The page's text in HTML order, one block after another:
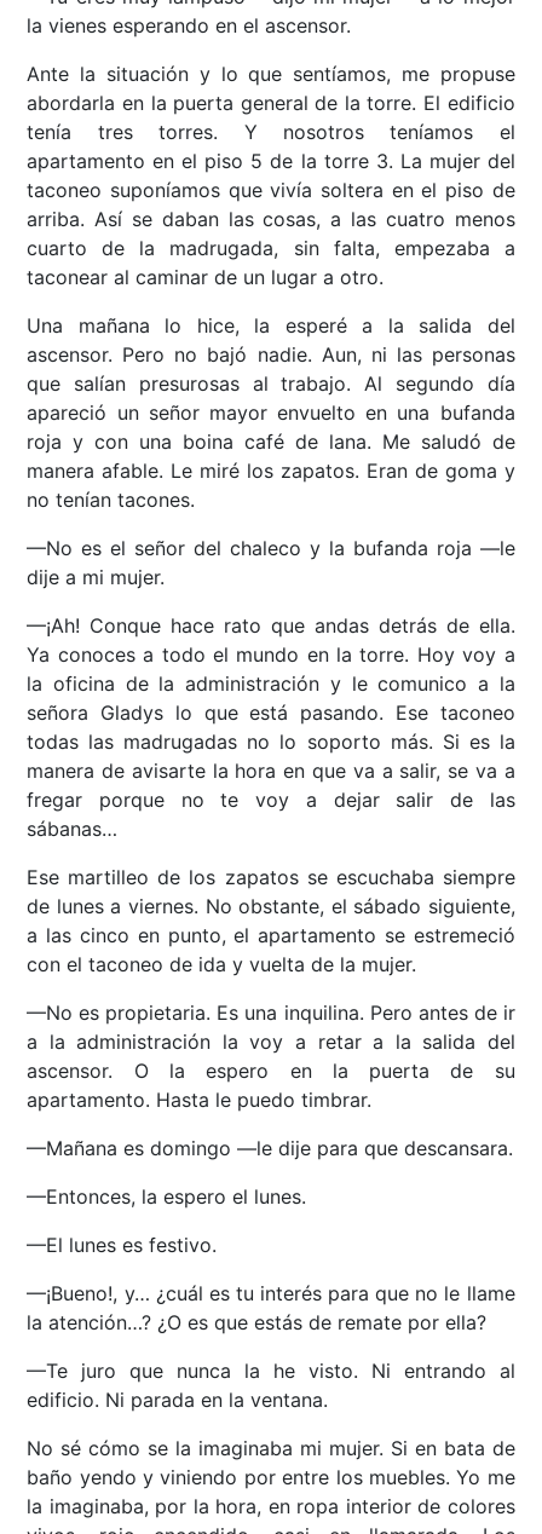
la vienes esperando en el ascensor.
Ante la situación y lo que sentíamos, me propuse
abordarla en la puerta general de la torre. El edificio
tenía tres torres. Y nosotros teníamos el
apartamento en el piso 5 de la torre 3. La mujer del
taconeo suponíamos que vivía soltera en el piso de
arriba. Así se daban las cosas, a las cuatro menos
cuarto de la madrugada, sin falta, empezaba a
taconear al caminar de un lugar a otro.
Una mañana lo hice, la esperé a la salida del
ascensor. Pero no bajó nadie. Aun, ni las personas
que salían presurosas al trabajo. Al segundo día
apareció un señor mayor envuelto en una bufanda
roja y con una boina café de lana. Me saludó de
manera afable. Le miré los zapatos. Eran de goma y
no tenían tacones.
—No es el señor del chaleco y la bufanda roja —le
dije a mi mujer.
—¡Ah! Conque hace rato que andas detrás de ella.
Ya conoces a todo el mundo en la torre. Hoy voy a
la oficina de la administración y le comunico a la
señora Gladys lo que está pasando. Ese taconeo
todas las madrugadas no lo soporto más. Si es la
manera de avisarte la hora en que va a salir, se va a
fregar porque no te voy a dejar salir de las
sábanas…
Ese martilleo de los zapatos se escuchaba siempre
de lunes a viernes. No obstante, el sábado siguiente,
a las cinco en punto, el apartamento se estremeció
con el taconeo de ida y vuelta de la mujer.
—No es propietaria. Es una inquilina. Pero antes de ir
a la administración la voy a retar a la salida del
ascensor. O la espero en la puerta de su
apartamento. Hasta le puedo timbrar.
—Mañana es domingo —le dije para que descansara.
—Entonces, la espero el lunes.
—El lunes es festivo.
—¡Bueno!, y… ¿cuál es tu interés para que no le llame
la atención…? ¿O es que estás de remate por ella?
—Te juro que nunca la he visto. Ni entrando al
edificio. Ni parada en la ventana.
No sé cómo se la imaginaba mi mujer. Si en bata de
baño yendo y viniendo por entre los muebles. Yo me
la imaginaba, por la hora, en ropa interior de colores